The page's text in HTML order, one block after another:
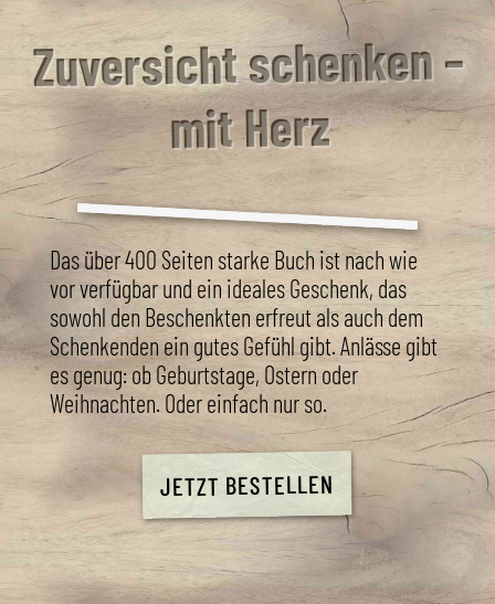
Zuversicht schenken –
mit Herz
Das über 400 Seiten starke Buch ist nach wie
vor verfügbar und ein ideales Geschenk, das
sowohl den Beschenkten erfreut als auch dem
Schenkenden ein gutes Gefühl gibt. Anlässe gibt
es genug: ob Geburtstage, Ostern oder
Weihnachten. Oder einfach nur so.
JETZT BESTELLEN